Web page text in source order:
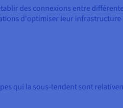
des connexions entre
d'optimiser leur
qui la sous-tendent sont